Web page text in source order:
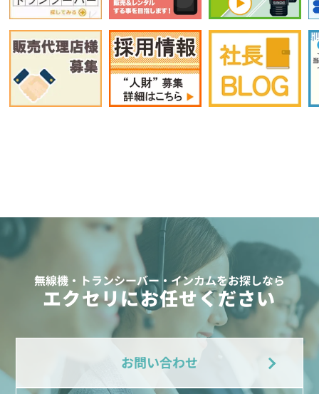
無線機・トランシーバー・インカムをお探しなら
エクセリにお任せください
お問い合わせ